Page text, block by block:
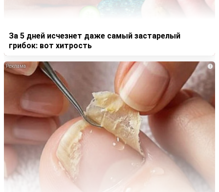
За 5 дней исчезнет даже самый застарелый
грибок: вот хитрость
i